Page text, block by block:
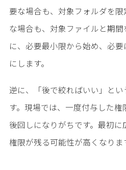
要な場合も、対象フォルダを
な場合も、対象ファイルと期
に、必要最小限から始め、必
にします。
逆に、「後で絞ればいい」と
す。現場では、一度付与した
後回しになりがちです。最初
権限が残る可能性が高くなりま